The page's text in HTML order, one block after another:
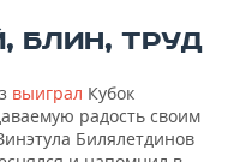
БЛИН, ТРУД
выиграл Кубок
радость своим
Билялетдинов